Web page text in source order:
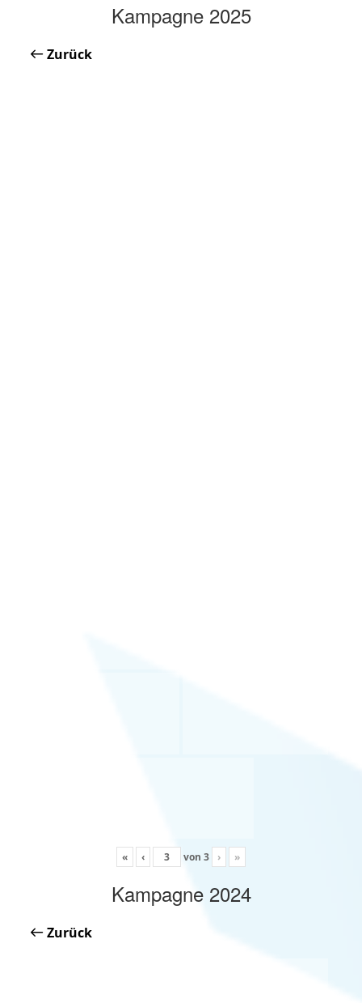
Kampagne 2025
Zurück
« ‹ von 3 › »
Kampagne 2024
Zurück